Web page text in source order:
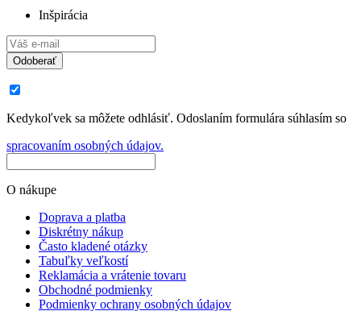
Inšpirácia
Odoberať
Kedykoľvek sa môžete odhlásiť. Odoslaním formulára súhlasím so
spracovaním osobných údajov.
O nákupe
Doprava a platba
Diskrétny nákup
Často kladené otázky
Tabuľky veľkostí
Reklamácia a vrátenie tovaru
Obchodné podmienky
Podmienky ochrany osobných údajov